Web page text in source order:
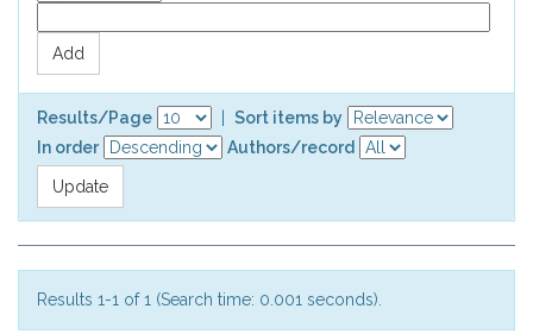
Results/Page
Sort items by
In order
Authors/record
Results 1-1 of 1 (Search time: 0.001 seconds).